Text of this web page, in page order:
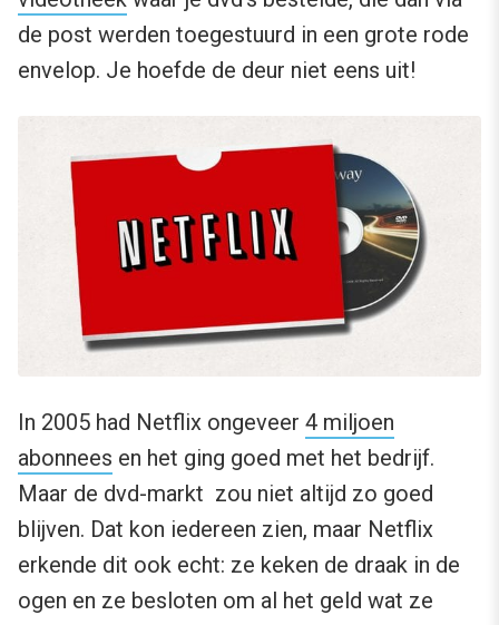
de post werden toegestuurd in een grote rode
envelop. Je hoefde de deur niet eens uit!
In 2005 had Netflix ongeveer 4 miljoen
abonnees en het ging goed met het bedrijf.
Maar de dvd-markt zou niet altijd zo goed
blijven. Dat kon iedereen zien, maar Netflix
erkende dit ook echt: ze keken de draak in de
ogen en ze besloten om al het geld wat ze